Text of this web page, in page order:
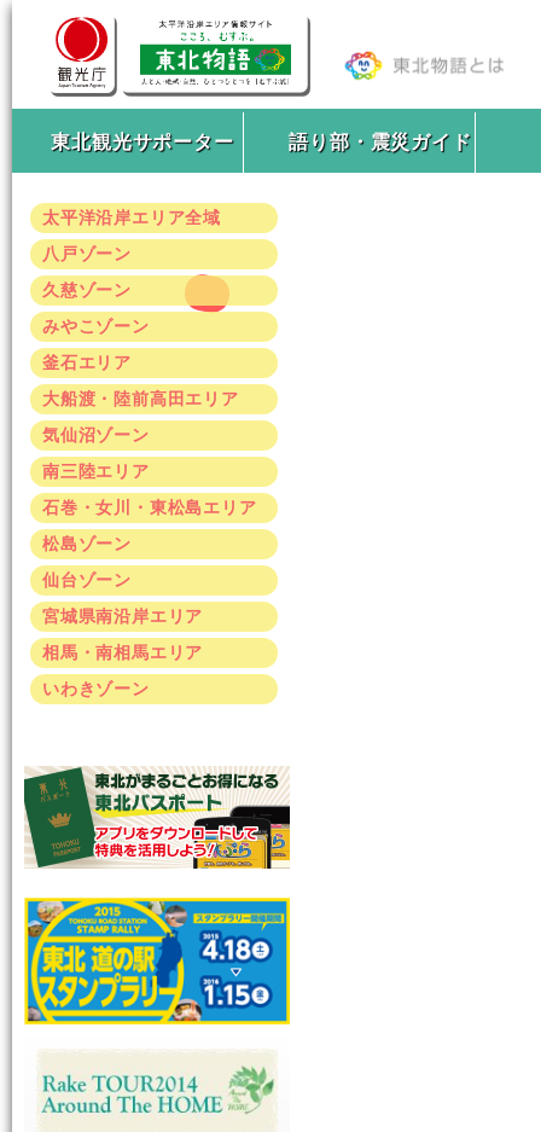
東北観光サポーター 語り部・震災ガイド
太平洋沿岸エリア全域
八戸ゾーン
久慈ゾーン
みやこゾーン
釜石エリア
大船渡・陸前高田エリア
気仙沼ゾーン
南三陸エリア
石巻・女川・東松島エリア
松島ゾーン
仙台ゾーン
宮城県南沿岸エリア
相馬・南相馬エリア
いわきゾーン